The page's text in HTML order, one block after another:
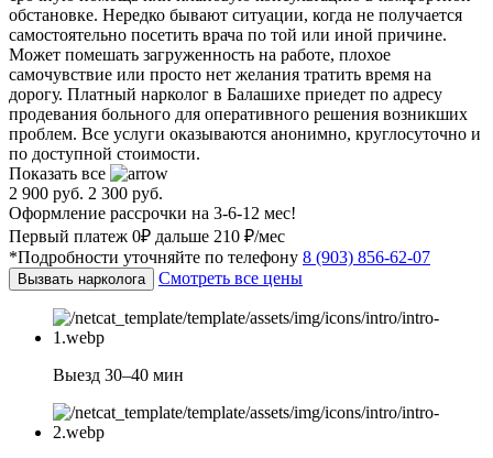
обстановке. Нередко бывают ситуации, когда не получается
самостоятельно посетить врача по той или иной причине.
Может помешать загруженность на работе, плохое
самочувствие или просто нет желания тратить время на
дорогу. Платный нарколог в Балашихе приедет по адресу
продевания больного для оперативного решения возникших
проблем. Все услуги оказываются анонимно, круглосуточно и
по доступной стоимости.
Показать все
2 900 руб. 2 300 руб.
Оформление рассрочки на 3-6-12 мес!
Первый платеж 0₽ дальше 210 ₽/мес
*Подробности уточняйте по телефону 8 (903) 856-62-07
Вызвать нарколога Смотреть все цены
Выезд 30–40 мин